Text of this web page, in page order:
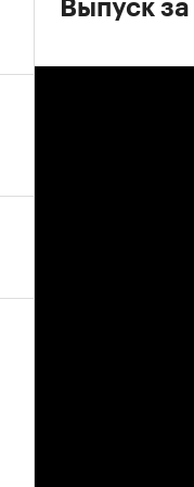
Выпуск